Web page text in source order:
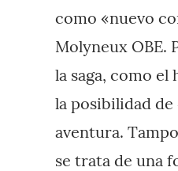
como «nuevo
Molyneux OBE.
la saga, como
la posibilidad de
aventura.
se trata de una